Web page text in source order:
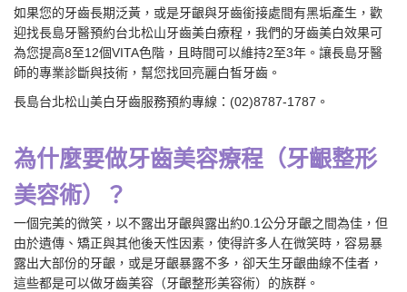
如果您的牙齒長期泛黃，或是牙齦與牙齒銜接處間有黑垢產生，歡
迎找長島牙醫預約台北松山牙齒美白療程，我們的牙齒美白效果可
為您提高8至12個VITA色階，且時間可以維持2至3年。讓長島牙醫
師的專業診斷與技術，幫您找回亮麗白皙牙齒。
長島台北松山美白牙齒服務預約專線： (02)8787-1787 。
為什麼要做牙齒美容療程（牙齦整形
美容術）？
一個完美的微笑，以不露出牙齦與露出約0.1公分牙齦之間為佳，但
由於遺傳、矯正與其他後天性因素，使得許多人在微笑時，容易暴
露出大部份的牙齦，或是牙齦暴露不多，卻天生牙齦曲線不佳者，
這些都是可以做牙齒美容（牙齦整形美容術）的族群。